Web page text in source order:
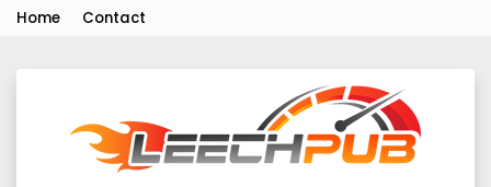
Home Contact